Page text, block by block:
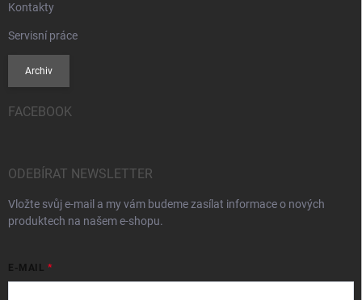
Kontakty
Servisní práce
Archiv
FACEBOOK
ODEBÍRAT NEWSLETTER
Vložte svůj e-mail a my vám budeme zasílat informace o nových
produktech na našem e-shopu.
E-MAIL